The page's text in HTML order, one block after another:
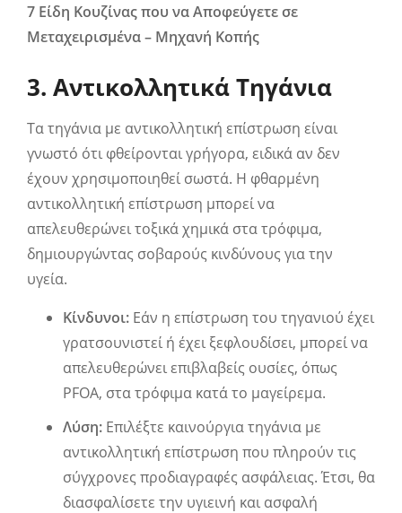
7 Είδη Κουζίνας που να Αποφεύγετε σε
Μεταχειρισμένα – Μηχανή Κοπής
3. Αντικολλητικά Τηγάνια
Τα τηγάνια με αντικολλητική επίστρωση είναι
γνωστό ότι φθείρονται γρήγορα, ειδικά αν δεν
έχουν χρησιμοποιηθεί σωστά. Η φθαρμένη
αντικολλητική επίστρωση μπορεί να
απελευθερώνει τοξικά χημικά στα τρόφιμα,
δημιουργώντας σοβαρούς κινδύνους για την
υγεία.
Κίνδυνοι: Εάν η επίστρωση του τηγανιού έχει
γρατσουνιστεί ή έχει ξεφλουδίσει, μπορεί να
απελευθερώνει επιβλαβείς ουσίες, όπως
PFOA, στα τρόφιμα κατά το μαγείρεμα.
Λύση: Επιλέξτε καινούργια τηγάνια με
αντικολλητική επίστρωση που πληρούν τις
σύγχρονες προδιαγραφές ασφάλειας. Έτσι, θα
διασφαλίσετε την υγιεινή και ασφαλή